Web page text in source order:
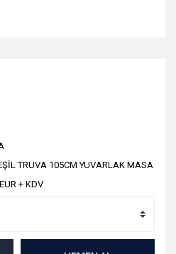
TRUVA 105CM YUVARLAK MASA
+ KDV